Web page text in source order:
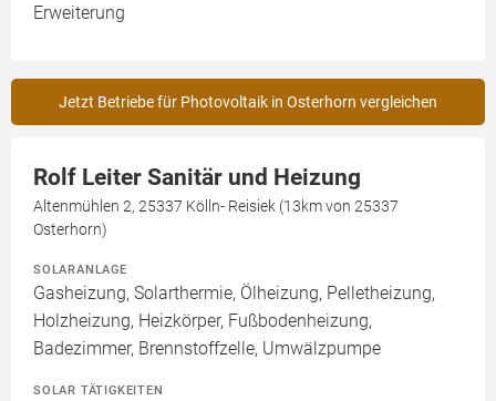
Erweiterung
Jetzt Betriebe für Photovoltaik in Osterhorn vergleichen
Rolf Leiter Sanitär und Heizung
Altenmühlen 2, 25337 Kölln- Reisiek (13km von 25337
Osterhorn)
SOLARANLAGE
Gasheizung, Solarthermie, Ölheizung, Pelletheizung,
Holzheizung, Heizkörper, Fußbodenheizung,
Badezimmer, Brennstoffzelle, Umwälzpumpe
SOLAR TÄTIGKEITEN